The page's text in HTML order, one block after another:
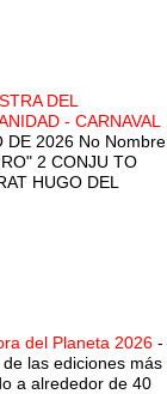
DEL
- CARNAVAL
DE 2026 No Nombre
2 CONJU TO
HUGO DEL
del Planeta 2026 -
las ediciones más
a alrededor de 40